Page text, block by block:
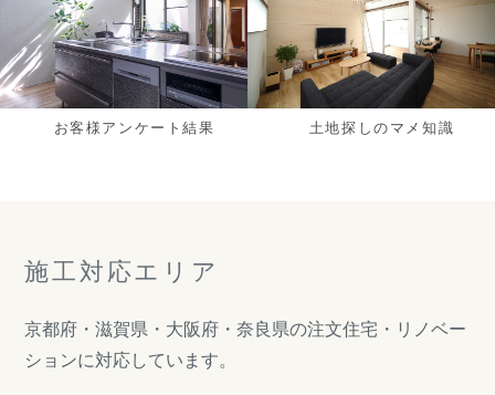
お客様アンケート結果 土地探しのマメ知識
施工対応エリア
京都府・滋賀県・大阪府・奈良県の注文住宅・リノベー
ションに対応しています。